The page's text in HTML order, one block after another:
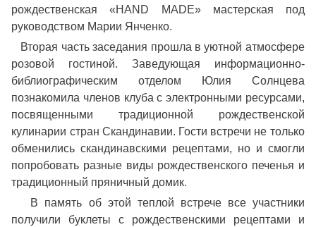
рождественская «HAND MADE» мастерская под
руководством Марии Янченко.
Вторая часть заседания прошла в уютной атмосфере
розовой гостиной. Заведующая информационно-
библиографическим отделом Юлия Солнцева
познакомила членов клуба с электронными ресурсами,
посвященными традиционной рождественской
кулинарии стран Скандинавии. Гости встречи не только
обменились скандинавскими рецептами, но и смогли
попробовать разные виды рождественского печенья и
традиционный пряничный домик.
В память об этой теплой встрече все участники
получили буклеты с рождественскими рецептами и